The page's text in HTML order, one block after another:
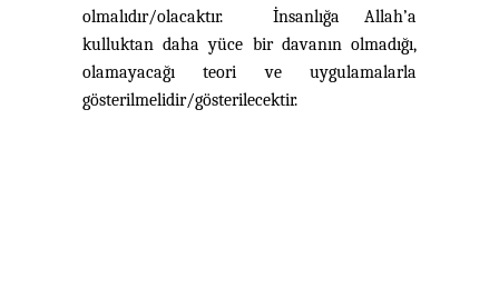
olmalıdır/olacaktır. İnsanlığa Allah’a
kulluktan daha yüce bir davanın olmadığı,
olamayacağı teori ve uygulamalarla
gösterilmelidir/gösterilecektir.